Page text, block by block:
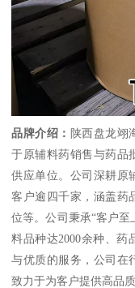
品牌介绍： 陕西盘龙翊
于原辅料药销售与药品
供应单位。公司深耕原
客户逾四千家，涵盖药
位等。公司秉承“客户
料品种达2000余种、药
与优质的服务，公司在
致力于为客户提供高品